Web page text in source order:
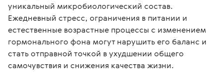
уникальный микробиологический состав.
Ежедневный стресс, ограничения в питании и
естественные возрастные процессы с изменением
гормонального фона могут нарушить его баланс и
стать отправной точкой в ухудшении общего
самочувствия и снижения качества жизни.